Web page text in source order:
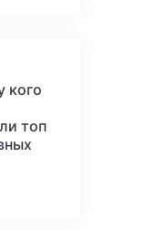
кого
топ